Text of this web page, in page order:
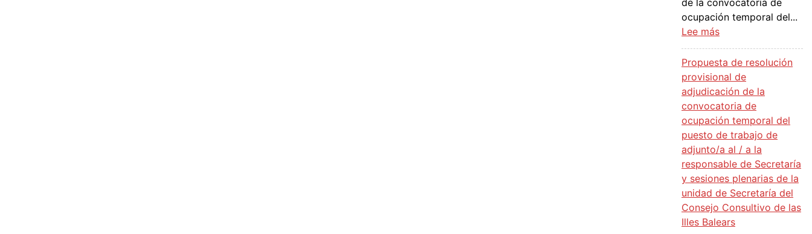
a
c
i
ó
n
d
e
l
a
c
o
n
v
o
c
a
ocupación temporal del...
Lee más:
r
o
p
u
e
s
t
a
d
e
e
Propuesta de resolución
provisional de
adjudicación de la
convocatoria de
ocupación temporal del
puesto de trabajo de
adjunto/a al / a la
responsable de Secretaría
y sesiones plenarias de la
unidad de Secretaría del
Consejo Consultivo de las
Illes Balears